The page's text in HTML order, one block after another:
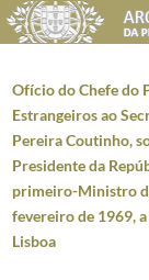
Plano de
Presidência
Ofício do Chefe do
Estrangeiros ao
Pereira Coutinho,
Presidente da
primeiro-Ministro
fevereiro de 1969,
Lisboa